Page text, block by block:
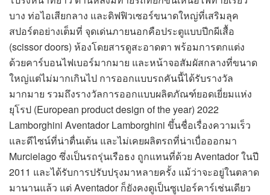
บาง ท่อไอเสียกลาง และดิฟฟิวเซอร์ขนาดใหญ่ที่เสริมลุค
สปอร์ตอย่างเต็มที่ จุดเด่นภายนอกคือประตูแบบปีกผีเสื้อ
(scissor doors) ห้องโดยสารดูสะอาดตา พร้อมการตกแต่ง
ด้วยคาร์บอนไฟเบอร์มากมาย และหน้าจอสัมผัสกลางที่ขนาด
ใหญ่แต่ไม่มากเกินไป การออกแบบรถคันนี้ได้รับรางวัล
มากมาย รวมถึงรางวัลการออกแบบผลิตภัณฑ์ยอดเยี่ยมแห่ง
ยุโรป (European product design of the year) 2022
Lamborghini Aventador Lamborghini ขึ้นชื่อเรื่องความเร็ว
และดีไซน์ที่น่าตื่นเต้น และไม่เคยผลิตรถที่น่าเบื่อออกมา
Murcielago ซึ่งเป็นรถรุ่นเรือธง ถูกแทนที่ด้วย Aventador ในปี
2011 และได้รับการปรับปรุงมาหลายครั้ง แม้ว่าจะอยู่ในตลาด
มานานแล้ว แต่ Aventador ก็ยังคงดูเป็นซูเปอร์คาร์เช่นเดียว